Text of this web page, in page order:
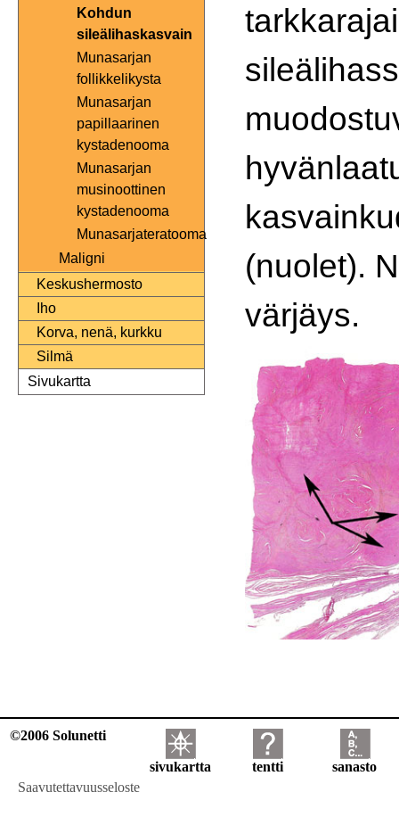
Kohdun
sileälihaskasvain
Munasarjan
follikkelikysta
Munasarjan
papillaarinen
kystadenooma
Munasarjan
musinoottinen
kystadenooma
Munasarjateratooma
Maligni
Keskushermosto
Iho
Korva, nenä, kurkku
Silmä
Sivukartta
(nuolet).
värjäys.
©2006 Solunetti
sivukartta tentti
sanasto
Saavutettavuusseloste